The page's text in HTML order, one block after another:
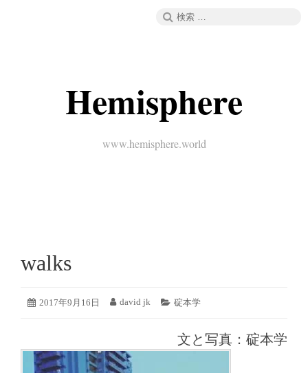
検
Hemisphere
www.hemisphere.world
walks
投
2017年9月16日
2019
19
日
投
david jk
カ
リ
ー:
碇本学
文と写真：碇本学